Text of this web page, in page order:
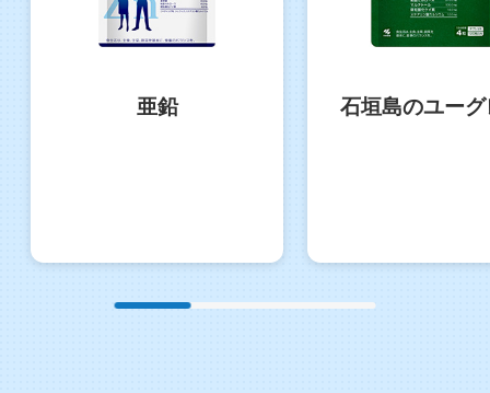
亜鉛 石垣島のユーグ